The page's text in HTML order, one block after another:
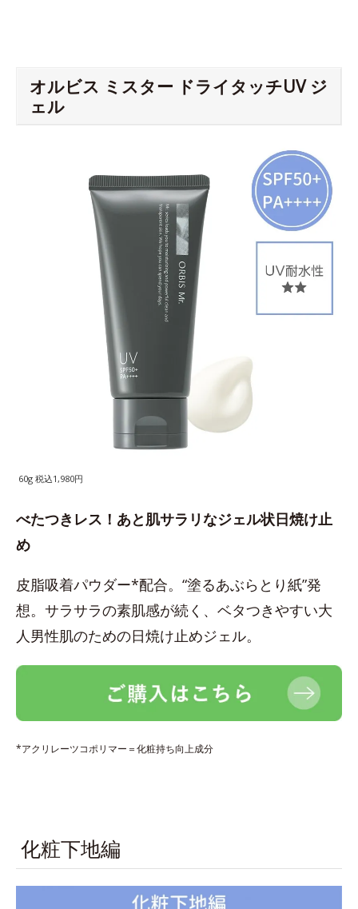
オルビス ミスター ドライタッチUV ジ
ェル
60g 税込1,980円
べたつきレス！あと肌サラリなジェル状日焼け止
め
皮脂吸着パウダー*配合。“塗るあぶらとり紙”発
想。サラサラの素肌感が続く、ベタつきやすい大
人男性肌のための日焼け止めジェル。
*アクリレーツコポリマー＝化粧持ち向上成分
化粧下地編